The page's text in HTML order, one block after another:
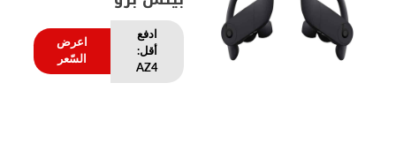
ادفع
أقل:
AZ4
اعرض
السّعر